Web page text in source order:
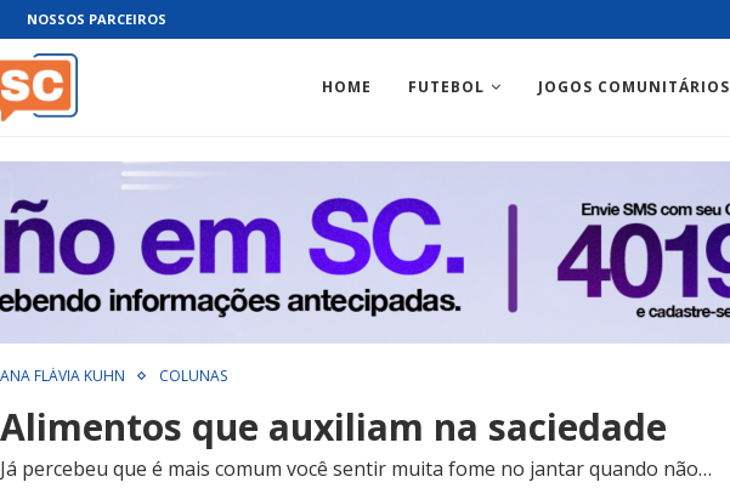
NOSSOS PARCEIROS
HOME FUTEBOL JOGOS COMUNITÁRIOS
ANA FLÁVIA KÜHN COLUNAS
Alimentos que auxiliam na saciedade
Já percebeu que é mais comum você sentir muita fome no jantar quando não…